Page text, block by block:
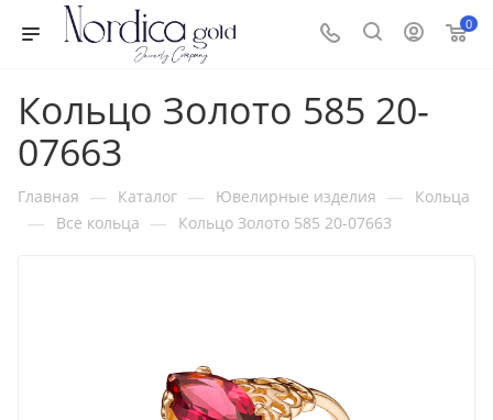
0
Кольцо Золото 585 20-
07663
Главная — Каталог — Ювелирные изделия — Кольца
— Все кольца — Кольцо Золото 585 20-07663